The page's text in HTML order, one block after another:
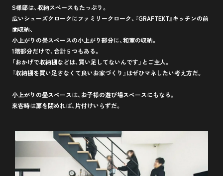
S様邸は、収納スペースもたっぷり。
広いシューズクロークにファミリークローク、『GRAFTEKT』キッチンの前
面収納、
小上がりの畳スペースの小上がり部分に、和室の収納。
1階部分だけで、合計５つもある。
「おかげで収納棚などは、買い足してないんです」とご主人。
『収納棚を買い足さなくて良いお家づくり』はぜひマネしたい考え方だ。
小上がりの畳スペースは、お子様の遊び場スペースにもなる。
来客時は扉を閉めれば、片付けいらずだ。